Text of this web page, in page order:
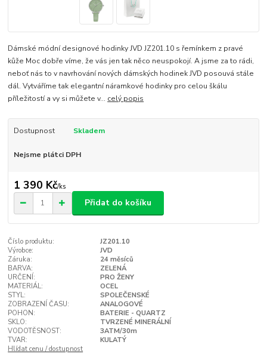
Dámské módní designové hodinky JVD JZ201.10 s řemínkem z pravé
kůže Moc dobře víme, že vás jen tak něco neuspokojí. A jsme za to rádi,
neboť nás to v navrhování nových dámských hodinek JVD posouvá stále
dál. Vytváříme tak elegantní náramkové hodinky pro celou škálu
příležitostí a vy si můžete v... celý popis
Dostupnost Skladem
Nejsme plátci DPH
1 390 Kč/ks
Přidat do košíku
Číslo produktu:
JZ201.10
Výrobce:
JVD
Záruka:
24 měsíců
BARVA:
ZELENÁ
URČENÍ:
PRO ŽENY
MATERIÁL:
OCEL
STYL:
SPOLEČENSKÉ
ZOBRAZENÍ ČASU:
ANALOGOVÉ
POHON:
BATERIE - QUARTZ
SKLO:
TVRZENÉ MINERÁLNÍ
VODOTĚSNOST:
3ATM/30m
TVAR:
KULATÝ
Hlídat cenu / dostupnost